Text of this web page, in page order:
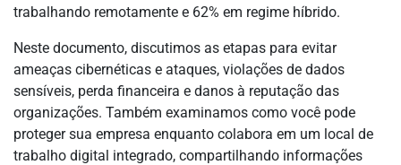
trabalhando remotamente e 62% em regime híbrido.
Neste documento, discutimos as etapas para evitar
ameaças cibernéticas e ataques, violações de dados
sensíveis, perda financeira e danos à reputação das
organizações. Também examinamos como você pode
proteger sua empresa enquanto colabora em um local de
trabalho digital integrado, compartilhando informações